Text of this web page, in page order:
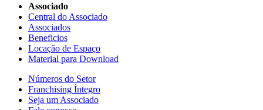
Associado
Central do Associado
Associados
Beneficios
Locação de Espaço
Material para Download
Números do Setor
Franchising Íntegro
Seja um Associado